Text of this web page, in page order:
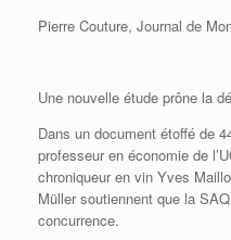
Pierre Couture, Journal de
Une nouvelle étude prône la
Dans un document étoffé de
professeur en économie de
chroniqueur en vin Yves
Müller soutiennent que la
concurrence.